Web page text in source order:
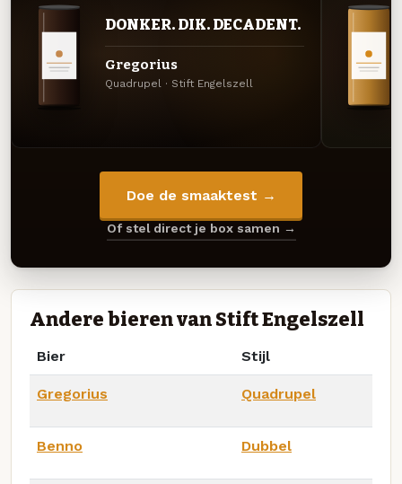
DONKER. DIK. DECADENT.
Gregorius
Quadrupel · Stift Engelszell
Doe de smaaktest →
Of stel direct je box samen →
Andere bieren van Stift Engelszell
Bier Stijl
Gregorius Quadrupel
Benno Dubbel